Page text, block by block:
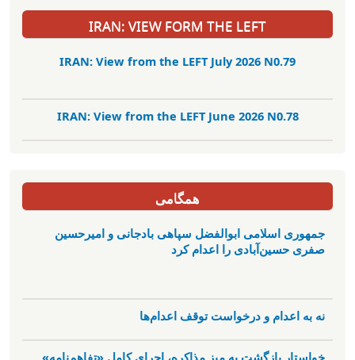
IRAN: VIEW FORM THE LEFT
IRAN: View from the LEFT July 2026 N0.79
IRAN: View from the LEFT June 2026 N0.78
همگامی
جمهوری اسلامی ابوالفضل سپاهی بادجانی و امیرحسین
صفری حسین‌آبادی را اعدام کرد
نه به اعدام و درخواست توقف اعدام‌ها